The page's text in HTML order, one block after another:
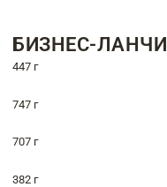
БИЗНЕС-ЛАНЧИ
447 г
747 г
707 г
382 г